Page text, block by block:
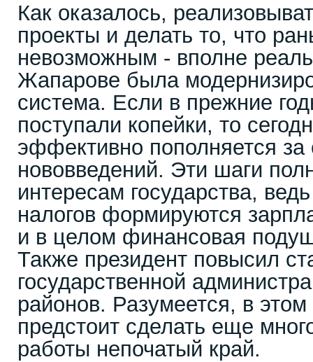
Как оказалось,
проекты и делать то, что
невозможным - вполне
Жапарове была
система. Если в прежние
поступали копейки, то
эффективно пополняется
нововведений. Эти шаги
интересам государства,
налогов формируются
и в целом финансовая
Также президент повысил
государственной
районов. Разумеется, в
предстоит сделать еще
работы непочатый край.